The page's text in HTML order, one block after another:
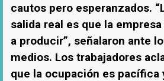
cautos pero esperanzados.
salida real es que la empresa
a producir”, señalaron ante
medios. Los trabajadores
que la ocupación es pacífica